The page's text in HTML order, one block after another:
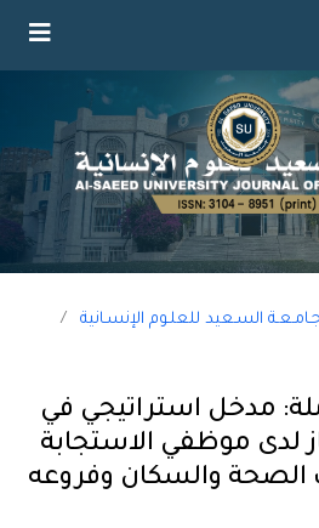
/
مدخل استراتيجي في
لدى موظفي الاستجابة
والسكان وفروعه